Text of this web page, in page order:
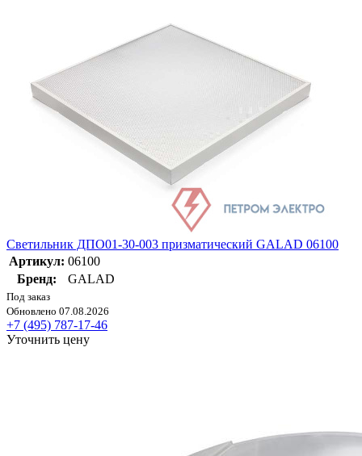
Светильник ДПО01-30-003 призматический GALAD 06100
Артикул: 06100
Бренд:
GALAD
Под заказ
Обновлено 07.08.2026
+7 (495) 787-17-46
Уточнить цену